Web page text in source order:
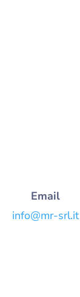
Email
info@mr-srl.it